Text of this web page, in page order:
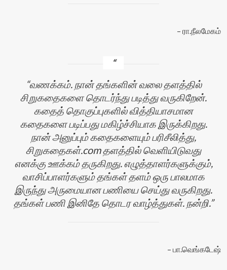
ரா.நீலமேகம்
வணக்கம். நான் தங்களின் வலை தளத்தில்
சிறுகதைகளை தொடர்ந்து படித்து வருகிறேன்.
கதைத் தொகுப்புகளில் வித்தியாசமான
கதைகளை படிப்பது மகிழ்ச்சியாக இருக்கிறது.
நான் அனுப்பும் கதைகளையும் பரிசீலித்து,
சிறுகதைகள்.com தளத்தில் வெளியிடுவது
எனக்கு ஊக்கம் தருகிறது. எழுத்தாளர்களுக்கும்,
வாசிப்பாளர்களும் தங்கள் தளம் ஒரு பாலமாக
இருந்து அருமையான பணியை செய்து வருகிறது.
தங்கள் பணி இனிதே தொடர வாழ்த்துகள். நன்றி.
பா.வெங்கடேஷ்